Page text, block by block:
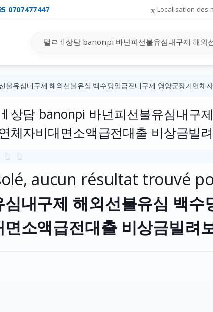
0707477447 Localisation des
불유심내구제 해외선불유심 백수당일급전내구제 영양군장기연체
상담 banonpi 바넌피선불유심내구
체자비대면소액급전대출 비상금빌
aucun résultat trouvé
심내구제 해외선불유심 백
면소액급전대출 비상금빌려